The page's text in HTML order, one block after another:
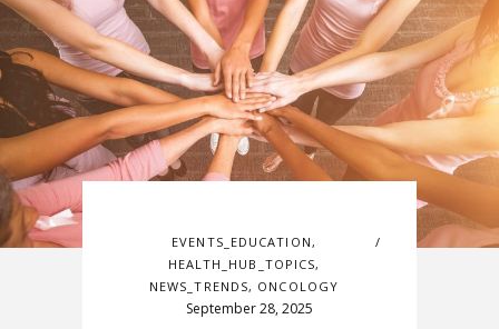
EVENTS_EDUCATION ,
HEALTH_HUB_TOPICS,
NEWS_TRENDS, ONCOLOGY
September 28, 2025